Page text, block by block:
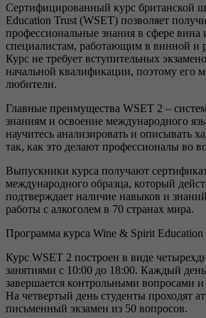
Сертифицированный курс британской
Education Trust (WSET) позволяет
профессиональные знания в сфере вина
специалистам, работающим в винной и
Курс не требует вступительных
начальной квалификации, поэтому его
любители.
Главные преимущества WSET 2 –
знаниям и освоение международного
научитесь анализировать и описывать
так, как это делают профессионалы во
Выпускники курса получают
международного образца, который
подтверждает наличие навыков и
работы с алкоголем в 70 странах мира.
Программа курса Wine & Spirit Education
Курс WSET 2 построен в виде
занятиями с 10:00 до 18:00. Каждый
завершается контрольными вопросами
На четвертый день студенты проходят
письменный экзамен из 50 вопросов.